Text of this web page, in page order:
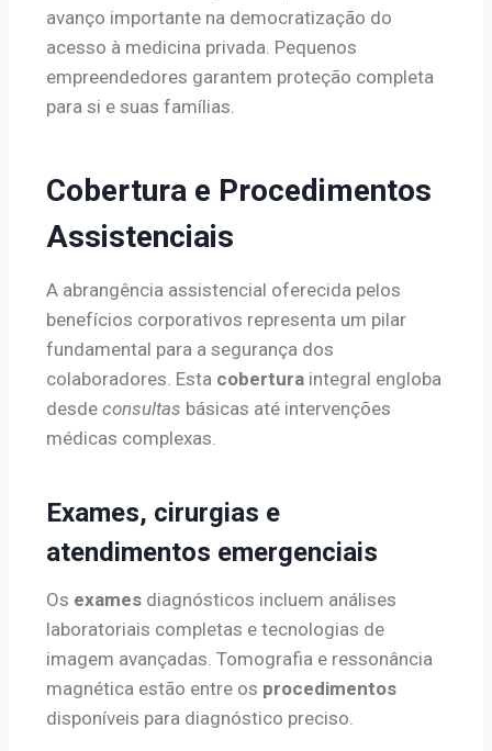
avanço importante na democratização do
acesso à medicina privada. Pequenos
empreendedores garantem proteção completa
para si e suas famílias.
Cobertura e Procedimentos
Assistenciais
A abrangência assistencial oferecida pelos
benefícios corporativos representa um pilar
fundamental para a segurança dos
colaboradores. Esta cobertura integral engloba
desde consultas básicas até intervenções
médicas complexas.
Exames, cirurgias e
atendimentos emergenciais
Os exames diagnósticos incluem análises
laboratoriais completas e tecnologias de
imagem avançadas. Tomografia e ressonância
magnética estão entre os procedimentos
disponíveis para diagnóstico preciso.